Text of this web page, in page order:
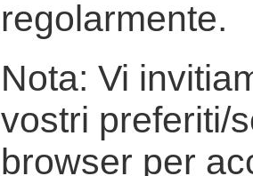
regolarmente.
Nota: Vi
vostri preferiti/
browser per